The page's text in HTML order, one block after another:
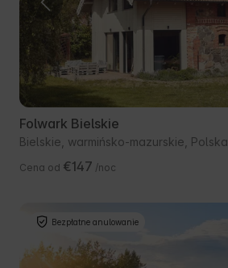
Folwark Bielskie
Bielskie, warmińsko-mazurskie, Polska
Cena od €147 /noc
Bezpłatne anulowanie